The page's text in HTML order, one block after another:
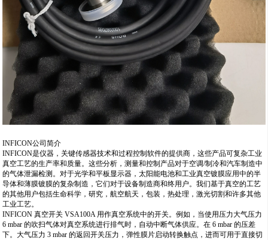
INFICON公司简介
INFICON是仪器，关键传感器技术和过程控制软件的提供商，这些产品可复杂工业
真空工艺的生产率和质量。这些分析，测量和控制产品对于空调/制冷和汽车制造中
的气体泄漏检测。对于光学和平板显示器，太阳能电池和工业真空镀膜应用中的半
导体和薄膜镀膜的复杂制造，它们对于设备制造商和终用户。我们基于真空的工艺
的其他用户包括生命科学，研究，航空航天，包装，热处理，激光切割和许多其他
工业工艺。
INFICON 真空开关 VSA100A 用作真空系统中的开关。例如，当使用压力大气压力
6 mbar 的吹扫气体对真空系统进行排气时，自动中断气体供应。在 6 mbar 的压差
下。大气压力 3 mbar 的返回开关压力，弹性膜片启动转换触点，进而可用于直接切